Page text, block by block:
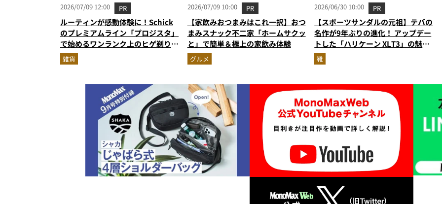
2026/07/09 12:00 PR
ルーティンが感動体験に！Schick
のプレミアムライン「プロジスタ」
で始めるワンランク上のヒゲ剃り習
慣
雑貨
2026/07/09 10:00 PR
【家飲みおつまみはこれ一択】おつ
まみスナック不二家「ホームサクッ
と」で簡単＆極上の家飲み体験
グルメ
2026/06/30 10:00 PR
【スポーツサンダルの元祖】テバの
名作が9年ぶりの進化！ アップデー
トした「ハリケーン XLT3」の魅力
を識者があらゆる角度から徹底解
説！
靴